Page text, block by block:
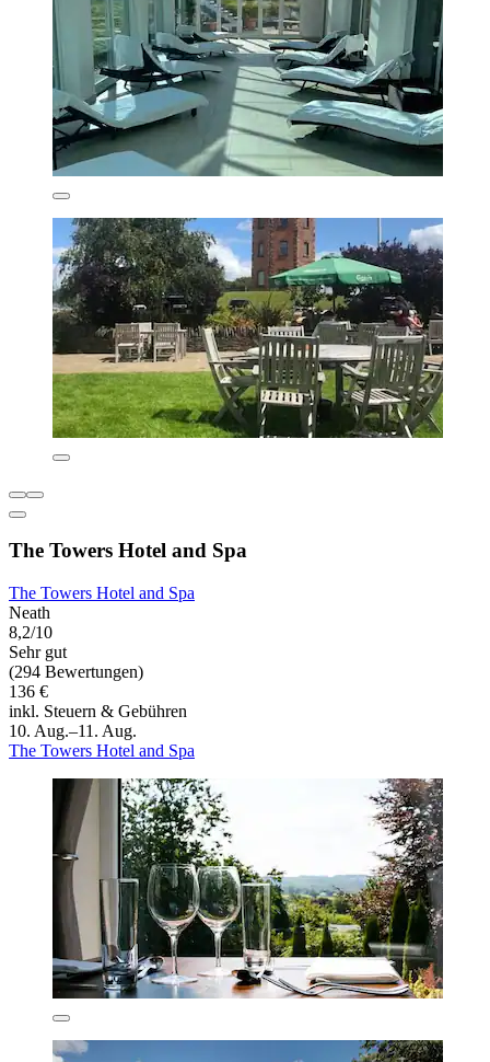
The Towers Hotel and Spa
The Towers Hotel and Spa
Neath
8,2/10
Sehr gut
(294 Bewertungen)
136 €
inkl. Steuern & Gebühren
10. Aug.–11. Aug.
The Towers Hotel and Spa